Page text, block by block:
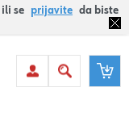
ili se prijavite da biste